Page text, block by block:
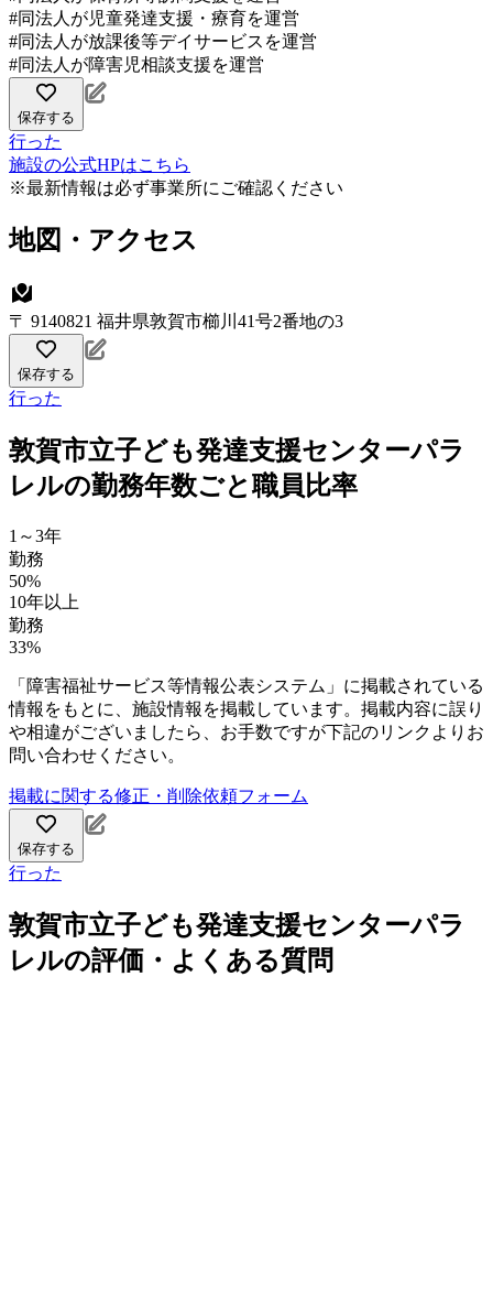
#同法人が児童発達支援・療育を運営
#同法人が放課後等デイサービスを運営
#同法人が障害児相談支援を運営
保存する
行った
施設の公式HPはこちら
※最新情報は必ず事業所にご確認ください
地図・アクセス
〒 9140821 福井県敦賀市櫛川41号2番地の3
保存する
行った
敦賀市立子ども発達支援センターパラ
レルの勤務年数ごと職員比率
1～3年
勤務
50%
10年以上
勤務
33%
「障害福祉サービス等情報公表システム」に掲載されている
情報をもとに、施設情報を掲載しています。掲載内容に誤り
や相違がございましたら、お手数ですが下記のリンクよりお
問い合わせください。
掲載に関する修正・削除依頼フォーム
保存する
行った
敦賀市立子ども発達支援センターパラ
レルの評価・よくある質問